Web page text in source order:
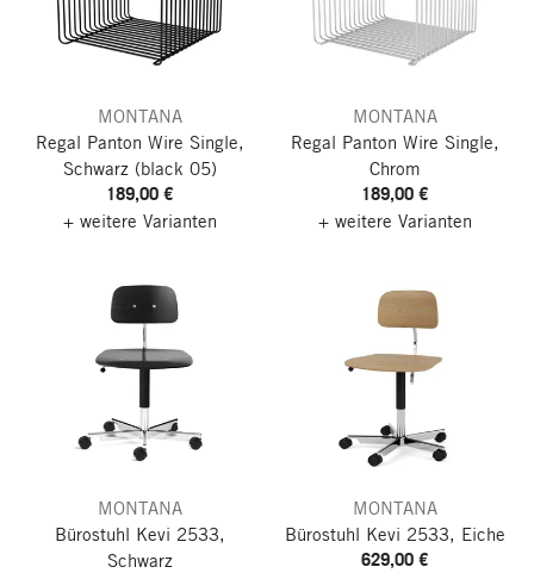
MONTANA
Regal Panton Wire Single,
Schwarz (black 05)
189,00 €
+ weitere Varianten
MONTANA
Regal Panton Wire Single,
Chrom
189,00 €
+ weitere Varianten
MONTANA
Bürostuhl Kevi 2533,
Schwarz
MONTANA
Bürostuhl Kevi 2533, Eiche
629,00 €